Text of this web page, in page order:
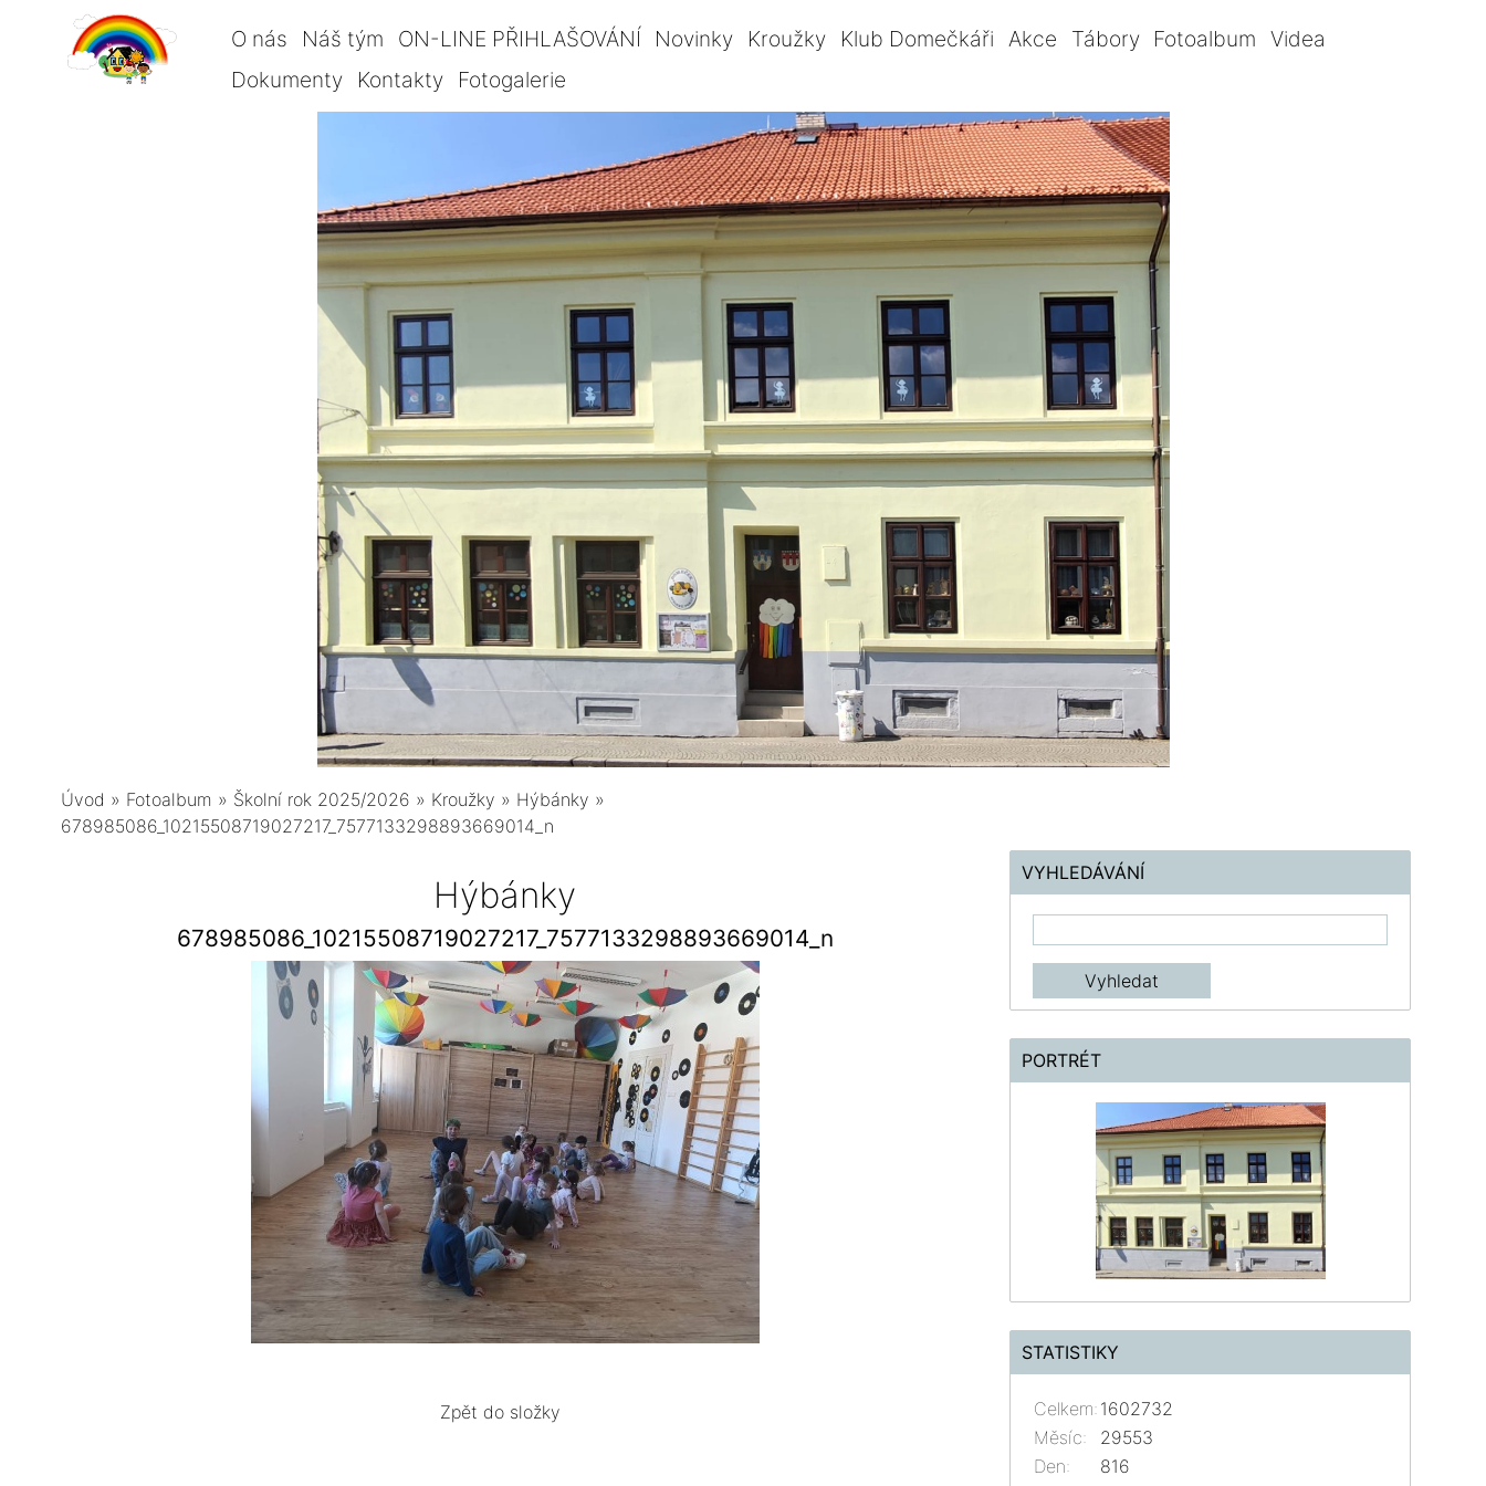
O nás Náš tým ON-LINE PŘIHLAŠOVÁNÍ Novinky Kroužky Klub Domečkáři Akce Tábory Fotoalbum Videa
Dokumenty
Kontakty Fotogalerie
Úvod » Fotoalbum » Školní rok 2025/2026 » Kroužky » Hýbánky »
678985086_10215508719027217_7577133298893669014_n
Hýbánky
678985086_10215508719027217_7577133298893669014_n
Zpět do složky
VYHLEDÁVÁNÍ
PORTRÉT
STATISTIKY
Celkem: 1602732
Měsíc:
29553
Den:
816